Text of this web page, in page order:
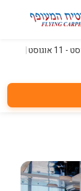
- 11 אוגוסט
|